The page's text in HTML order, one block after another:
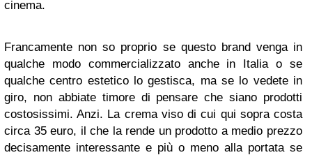
cinema.
Francamente non so proprio se questo brand venga in
qualche modo commercializzato anche in Italia o se
qualche centro estetico lo gestisca, ma se lo vedete in
giro, non abbiate timore di pensare che siano prodotti
costosissimi. Anzi. La crema viso di cui qui sopra costa
circa 35 euro, il che la rende un prodotto a medio prezzo
decisamente interessante e più o meno alla portata se